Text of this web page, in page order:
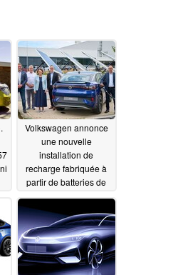
Volkswagen annonce
une nouvelle
installation de
recharge fabriquée à
partir de batteries de
recyclées